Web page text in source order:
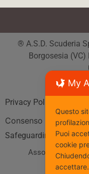
® A.S.D. Scuderia
Borgosesia
Privacy Policy
Consenso
Safeguarding
Associazione
My
Questo
Puoi
cookie
accettare.